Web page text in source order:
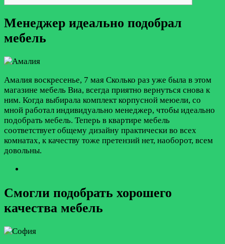
Менеджер идеально подобрал
мебель
Амалия воскресенье, 7 мая Сколько раз уже была в этом
магазине мебель Виа, всегда приятно вернуться снова к
ним. Когда выбирала комплект корпусной меюели, со
мной работал индивидуально менеджер, чтобы идеально
подобрать мебель. Теперь в квартире мебель
соответствует общему дизайну практически во всех
комнатах, к качеству тоже претензий нет, наоборот, всем
довольны.
Смогли подобрать хорошего
качества мебель